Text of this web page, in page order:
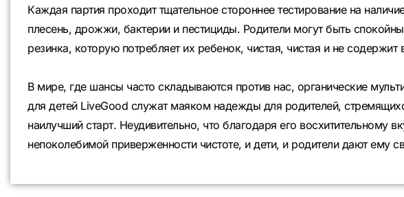
Каждая партия проходит тщательное стороннее тестирование на
плесень, дрожжи, бактерии и пестициды. Родители могут быть
резинка, которую потребляет их ребенок, чистая, чистая и не
В мире, где шансы часто складываются против нас, органические
для детей LiveGood служат маяком надежды для родителей,
наилучший старт. Неудивительно, что благодаря его восхитительному
непоколебимой приверженности чистоте, и дети, и родители дают ему